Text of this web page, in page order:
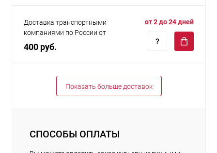
Доставка транспортными
компаниями по России от
400 руб.
от 2 до 24 дней
Показать больше доставок
СПОСОБЫ ОПЛАТЫ